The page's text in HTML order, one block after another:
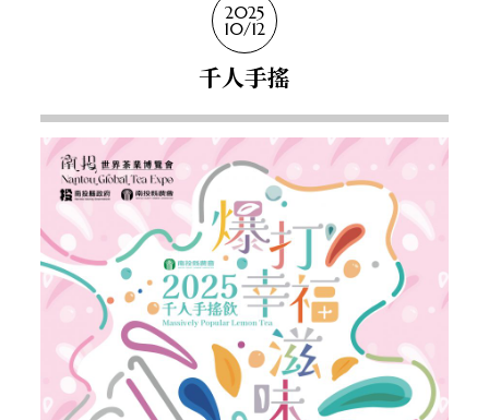
2025
10/12
千人手搖